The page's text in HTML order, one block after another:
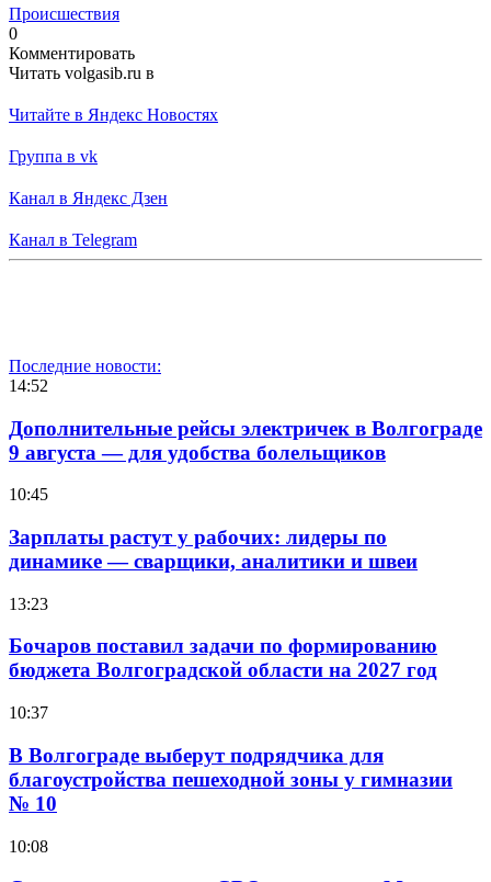
Происшествия
0
Комментировать
Читать volgasib.ru в
Читайте в Яндекс Новостях
Группа в vk
Канал в Яндекс Дзен
Канал в Telegram
Последние новости:
14:52
Дополнительные рейсы электричек в Волгограде
9 августа — для удобства болельщиков
10:45
Зарплаты растут у рабочих: лидеры по
динамике — сварщики, аналитики и швеи
13:23
Бочаров поставил задачи по формированию
бюджета Волгоградской области на 2027 год
10:37
В Волгограде выберут подрядчика для
благоустройства пешеходной зоны у гимназии
№ 10
10:08